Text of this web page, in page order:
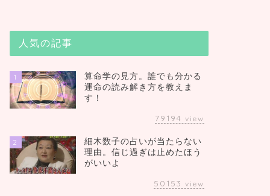
人気の記事
1
算命学の見方。誰でも分かる
運命の読み解き方を教えま
す！
79194 view
2
細木数子の占いが当たらない
理由。信じ過ぎは止めたほう
がいいよ
50153 view